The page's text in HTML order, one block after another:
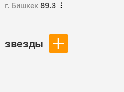
г. Бишкек 89.3
звезды